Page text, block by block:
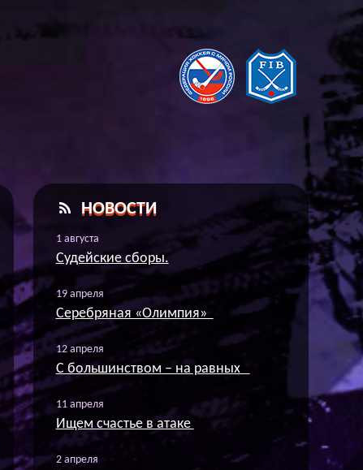
НОВОСТИ
1 августа
Судейские сборы.
19 апреля
Серебряная «Олимпия»
12 апреля
С большинством – на равных
11 апреля
Ищем счастье в атаке
2 апреля